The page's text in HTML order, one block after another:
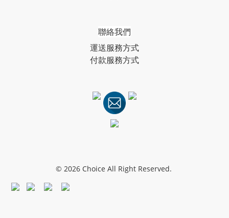
聯絡我們
運送服務方式
付款服務方式
© 2026 Choice All Right Reserved.